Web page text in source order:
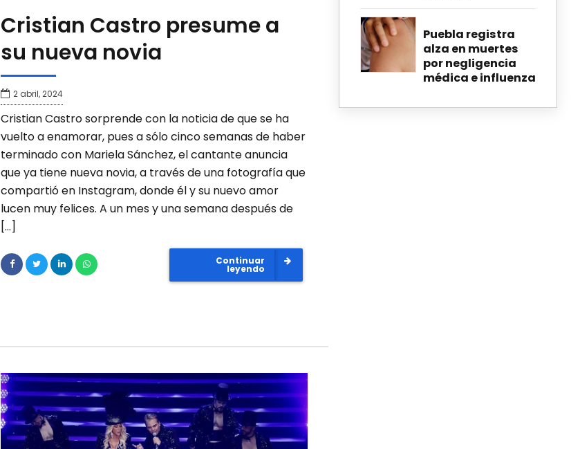
Cristian Castro presume a
su nueva novia
2 abril, 2024
Cristian Castro sorprende con la noticia de que se ha
vuelto a enamorar, pues a sólo cinco semanas de haber
terminado con Mariela Sánchez, el cantante anuncia
que ya tiene nueva novia, a través de una fotografía que
compartió en Instagram, donde él y su nuevo amor
lucen muy felices. A un mes y una semana después de
[…]
Continuar
leyendo
Puebla registra
alza en muertes
por negligencia
médica e influenza